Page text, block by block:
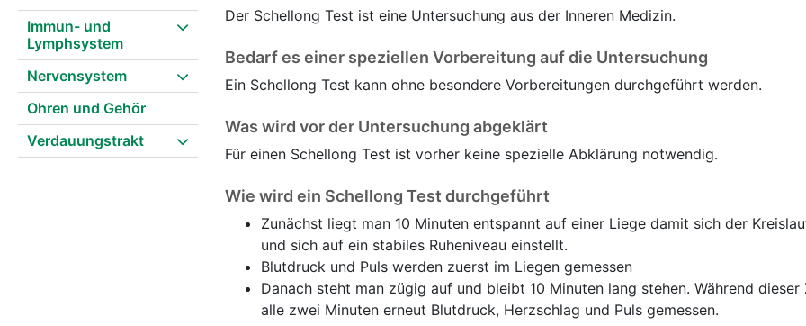
Immun- und
Lymphsystem
Nervensystem
Ohren und Gehör
Verdauungstrakt
Der Schellong Test ist eine Untersuchung aus der Inneren Medizin.
Bedarf es einer speziellen Vorbereitung auf die Untersuchung
Ein Schellong Test kann ohne besondere Vorbereitungen durchgeführt werden.
Was wird vor der Untersuchung abgeklärt
Für einen Schellong Test ist vorher keine spezielle Abklärung notwendig.
Wie wird ein Schellong Test durchgeführt
Zunächst liegt man 10 Minuten entspannt auf einer Liege damit sich der
und sich auf ein stabiles Ruheniveau einstellt.
Blutdruck und Puls werden zuerst im Liegen gemessen
Danach steht man zügig auf und bleibt 10 Minuten lang stehen. Während
alle zwei Minuten erneut Blutdruck, Herzschlag und Puls gemessen.